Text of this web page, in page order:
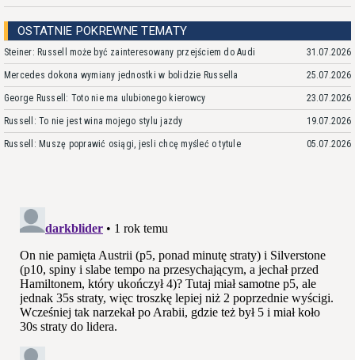
OSTATNIE POKREWNE TEMATY
Steiner: Russell może być zainteresowany przejściem do Audi 31.07.2026
Mercedes dokona wymiany jednostki w bolidzie Russella 25.07.2026
George Russell: Toto nie ma ulubionego kierowcy 23.07.2026
Russell: To nie jest wina mojego stylu jazdy 19.07.2026
Russell: Muszę poprawić osiągi, jesli chcę myśleć o tytule 05.07.2026